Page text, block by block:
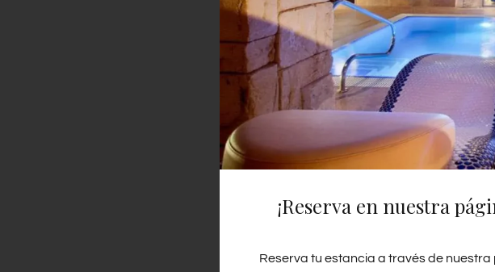
Secador de pelo
¡Reserva en nuestra
Reserva tu estancia a través de